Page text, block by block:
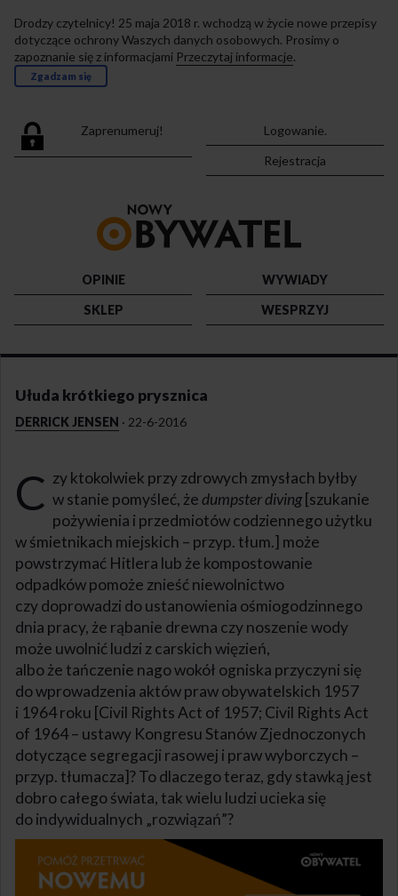
Drodzy czytelnicy! 25 maja 2018 r. wchodzą w życie nowe przepisy
dotyczące ochrony Waszych danych osobowych. Prosimy o
zapoznanie się z informacjami Przeczytaj informacje.
Zgadzam się
Zaprenumeruj!
Logowanie.
Rejestracja
strony
OPINIE
WYWIADY
SKLEP
WESPRZYJ
Ułuda krótkiego prysznica
DERRICK JENSEN · 22-6-2016
C zy ktokolwiek przy zdrowych zmysłach byłby
w stanie pomyśleć, żedumpster diving[szukanie
pożywienia i przedmiotów codziennego użytku
w śmietnikach miejskich – przyp. tłum.] może
powstrzymać Hitlera lub że kompostowanie
odpadków pomoże znieść niewolnictwo
czy doprowadzi do ustanowienia ośmiogodzinnego
dnia pracy, że rąbanie drewna czy noszenie wody
może uwolnić ludzi z carskich więzień,
albo że tańczenie nago wokół ogniska przyczyni się
do wprowadzenia aktów praw obywatelskich 1957
i 1964 roku [Civil Rights Act of 1957; Civil Rights Act
of 1964 – ustawy Kongresu Stanów Zjednoczonych
dotyczące segregacji rasowej i praw wyborczych –
przyp. tłumacza]? To dlaczego teraz, gdy stawką jest
dobro całego świata, tak wielu ludzi ucieka się
do indywidualnych „rozwiązań”?